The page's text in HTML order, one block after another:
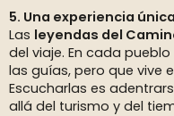
5. Una experiencia
Las leyendas del
del viaje. En cada
las guías, pero que vive
Escucharlas es
allá del turismo y del